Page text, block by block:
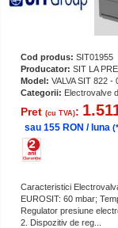
Cod produs: SIT01955
Producator: SIT LA
Model: VALVA SIT 822 -
Categorii: Electrovalve
Pret (cu TVA):
sau 155 RON / luna
Caracteristici
EUROSIT: 60 mbar;
Regulator presiune
2. Dispozitiv de reg...